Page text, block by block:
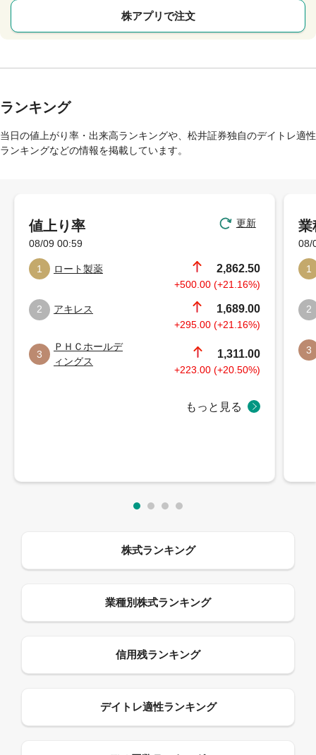
株アプリで注文
ランキング
当日の値上がり率・出来高ランキングや、松井証券独自のデイトレ適性
ランキングなどの情報を掲載しています。